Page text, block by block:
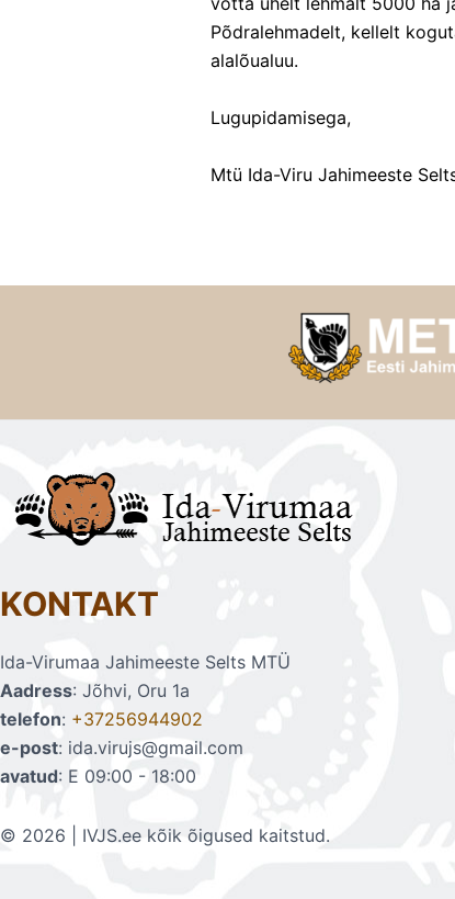
Põdralehmadelt, kellelt
alalõualuu.
Lugupidamisega,
Mtü Ida-Viru Jahimeeste
KONTAKT
Ida-Virumaa Jahimeeste Selts MTÜ
Aadress: Jõhvi, Oru 1a
telefon: +37256944902
e-post: ida.virujs@gmail.com
avatud: E 09:00 - 18:00
© 2026 | IVJS.ee kõik õigused kaitstud.